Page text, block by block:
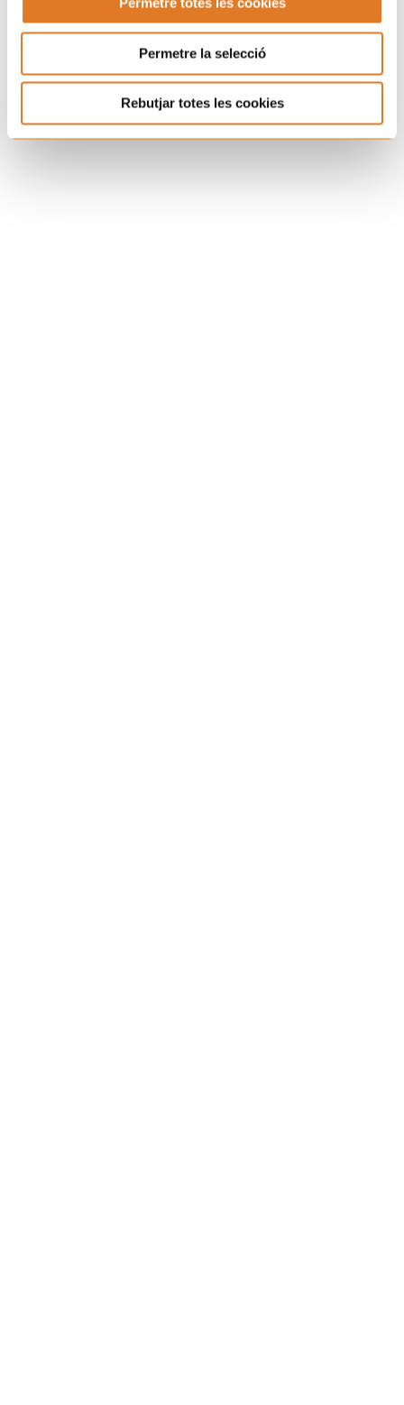
Permetre la selecció
Rebutjar totes les cookies